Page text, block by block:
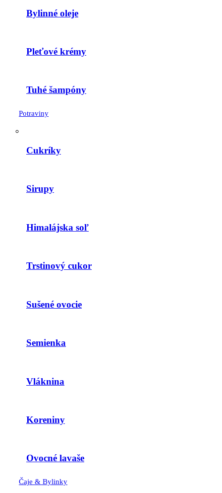
Bylinné oleje
Pleťové krémy
Tuhé šampóny
Potraviny
Cukríky
Sirupy
Himalájska soľ
Trstinový cukor
Sušené ovocie
Semienka
Vláknina
Koreniny
Ovocné lavaše
Čaje & Bylinky